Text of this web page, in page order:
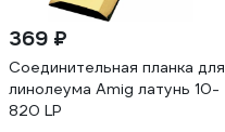
369 ₽
Соединительная планка для
линолеума Amig латунь 10-
820 LP